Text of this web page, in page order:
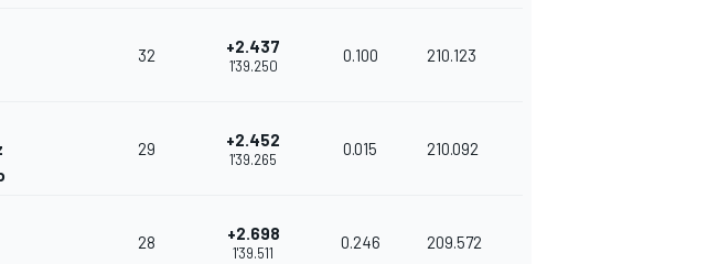
32 +2.437
1'39.250
0.100 210.123
29 +2.452
1'39.265
0.015 210.092
28 +2.698
1'39.511
0.246 209.572